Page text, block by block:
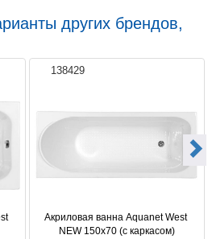
других брендов,
138429
Акриловая ванна Aquanet West
NEW 150x70 (с каркасом)